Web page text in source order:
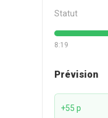
Statut
8:19
Prévision
+55 p